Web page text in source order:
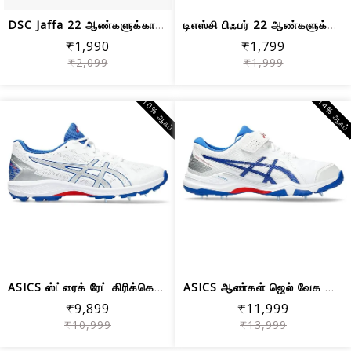
DSC Jaffa 22 ஆண்களுக்கான இலகுரக கிரிக...
₹1,990
₹2,099
டிஎஸ்சி பிஃபர் 22 ஆண்களுக்கான கிரிக்க...
₹1,799
₹1,999
ASICS ஸ்ட்ரைக் ரேட் கிரிக்கெட் ஷூ, வெ...
₹9,899
₹10,999
10% ஆஃப்
ASICS ஆண்கள் ஜெல் வேக அச்சுறுத்தல் FF...
₹11,999
₹13,999
14%